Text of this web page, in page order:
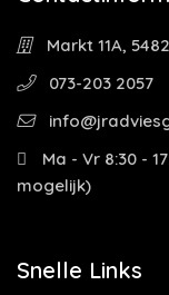
Markt 11A,
073-203 2057
Ma - Vr 8:30 -
mogelijk)
Snelle Links